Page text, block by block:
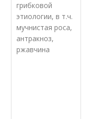
грибковой
этиологии, в т.ч.
мучнистая роса,
антракноз,
ржавчина